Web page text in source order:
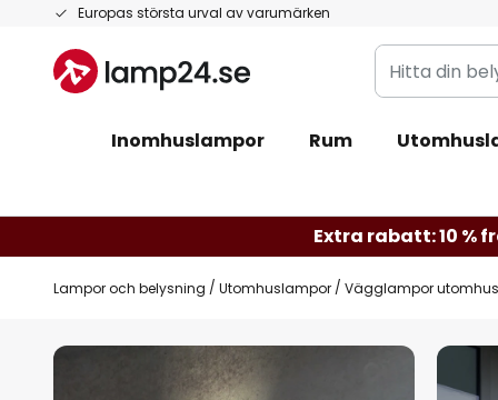
Europas största urval av varumärken
Hoppa
innehållet
Hitta
din
Inomhuslampor Rum
Extra rabatt: 10 %
Lampor och belysning Utomhuslampor Vägglampor utomhus
Hoppa